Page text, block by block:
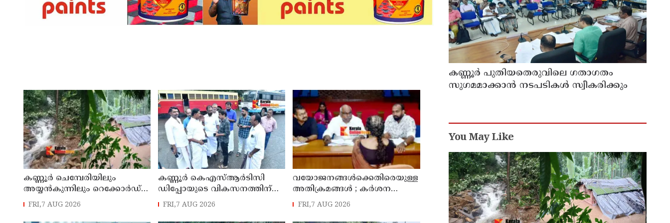
കണ്ണൂർ ചെമ്പേരിയിലും
അയ്യൻകുന്നിലും റെക്കോർഡ്
മഴ ; ഉദയഗിരിയിൽ നേരിയ
FRI,7 AUG 2026
കണ്ണൂർ കെഎസ്ആർടിസി
ഡിപ്പോയുടെ വികസനത്തിന്
മാസ്റ്റർ പ്ലാൻ തയ്യാറാക്കി
FRI,7 AUG 2026
വയോജനങ്ങൾക്കെതിരെയുള്ള
അതിക്രമങ്ങൾ ; കർശന
നടപടി സ്വീകരിക്കുമെന്ന്
FRI,7 AUG 2026
കണ്ണൂർ പുതിയതെരുവിലെ ഗതാഗതം
സുഗമമാക്കാന്‍ നടപടികള്‍ സ്വീകരിക്കും
You May Like